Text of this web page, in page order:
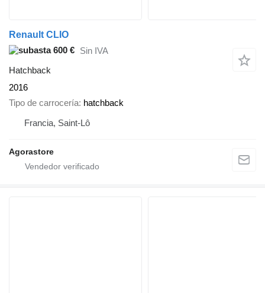
Renault CLIO
600 € Sin IVA
Hatchback
2016
Tipo de carrocería hatchback
Francia, Saint-Lô
Agorastore